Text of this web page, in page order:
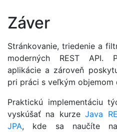
Záver
Stránkovanie, triedenie a
moderných REST API.
aplikácie a zároveň
pri práci s veľkým objemom
Praktickú implementáciu
vyskúšať na kurzeJava
JPA, kde sa naučíte